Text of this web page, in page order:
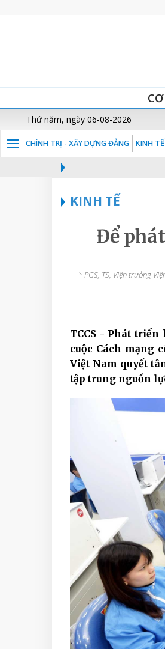
Thứ năm, ngày 06-08-2026
CHÍNH TRỊ - XÂY DỰNG ĐẢNG KINH TẾ
KINH TẾ
Để
* PGS, TS, Viện trưởng
TCCS - Phát
cuộc Cách mạng
Việt Nam quyết
tập trung nguồn